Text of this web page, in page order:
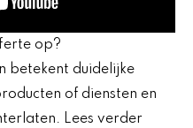
op?
betekent duidelijke
of diensten en
Lees verder